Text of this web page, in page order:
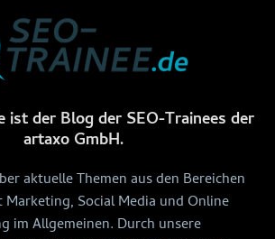
ist der Blog der SEO-Trainees der
artaxo GmbH.
aktuelle Themen aus den Bereichen
Marketing, Social Media und Online
im Allgemeinen. Durch unsere